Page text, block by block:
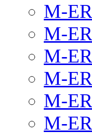
M-
M-
M-
M-
M-
M-